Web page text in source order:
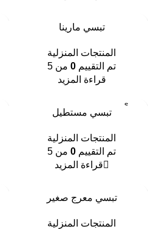
تبسي مارينا
المنتجات المنزلية
تم التقييم 0 من 5
قراءة المزيد
SOLD
تبسي مستطيل
المنتجات المنزلية
تم التقييم 0 من 5
قراءة المزيد
تبسي معرج صغير
المنتجات المنزلية